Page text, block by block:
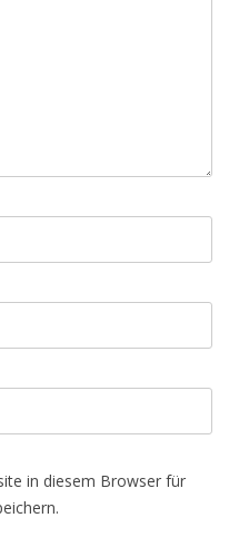
in diesem Browser für